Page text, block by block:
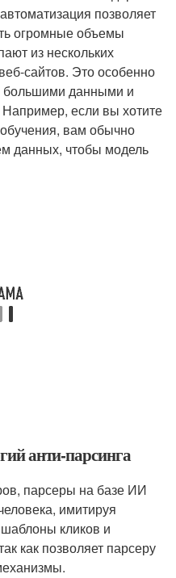
позволяет
огромные объемы
из нескольких
сайтов. Это особенно
большими данными и
если вы хотите
вам обычно
данных, чтобы модель
анти-парсинга
парсеры на базе ИИ
имитируя
кликов и
как позволяет парсеру